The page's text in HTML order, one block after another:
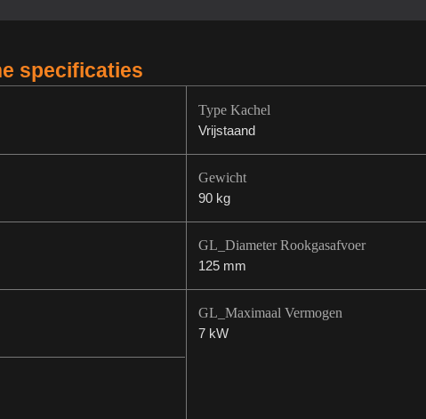
specificaties
Type Kachel
Vrijstaand
Gewicht
90 kg
GL_Diameter Rookgasafvoer
125 mm
GL_Maximaal Vermogen
7 kW